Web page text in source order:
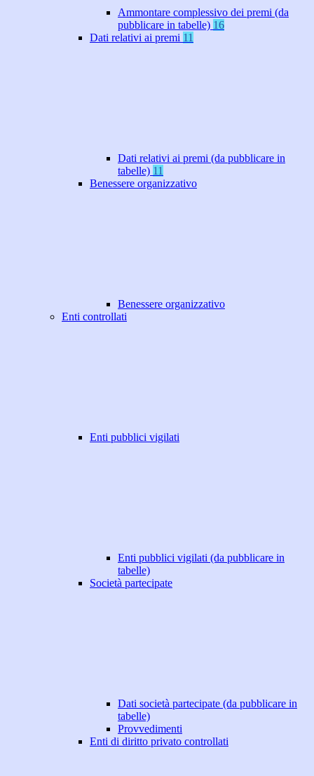
Ammontare complessivo dei premi (da
pubblicare in tabelle) 16
Dati relativi ai premi 11
Dati relativi ai premi (da pubblicare in
tabelle) 11
Benessere organizzativo
Benessere organizzativo
Enti controllati
Enti pubblici vigilati
Enti pubblici vigilati (da pubblicare in
tabelle)
Società partecipate
Dati società partecipate (da pubblicare in
tabelle)
Provvedimenti
Enti di diritto privato controllati